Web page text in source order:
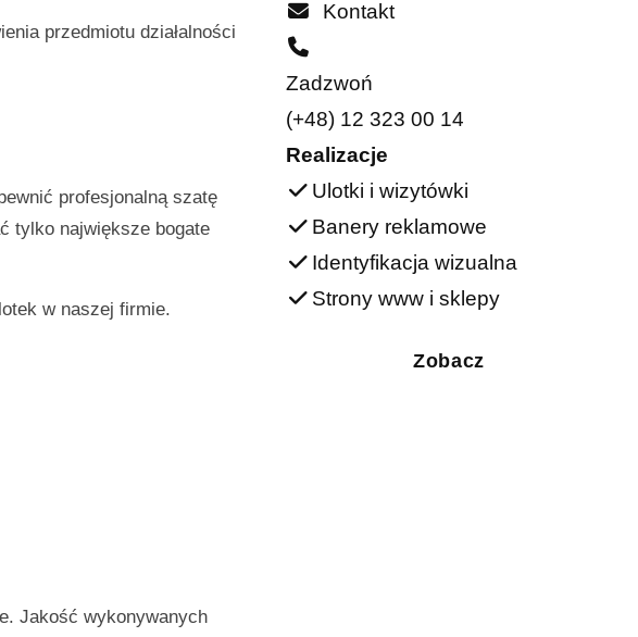
przedmiotu działalności
profesjonalną szatę
tylko największe bogate
w naszej firmie.
Jakość wykonywanych
Kontakt
Zadzwoń
(+48) 12 323 00 14
Realizacje
Ulotki i wizytówki
Banery reklamowe
Identyfikacja wizualna
Strony www i sklepy
Zobacz